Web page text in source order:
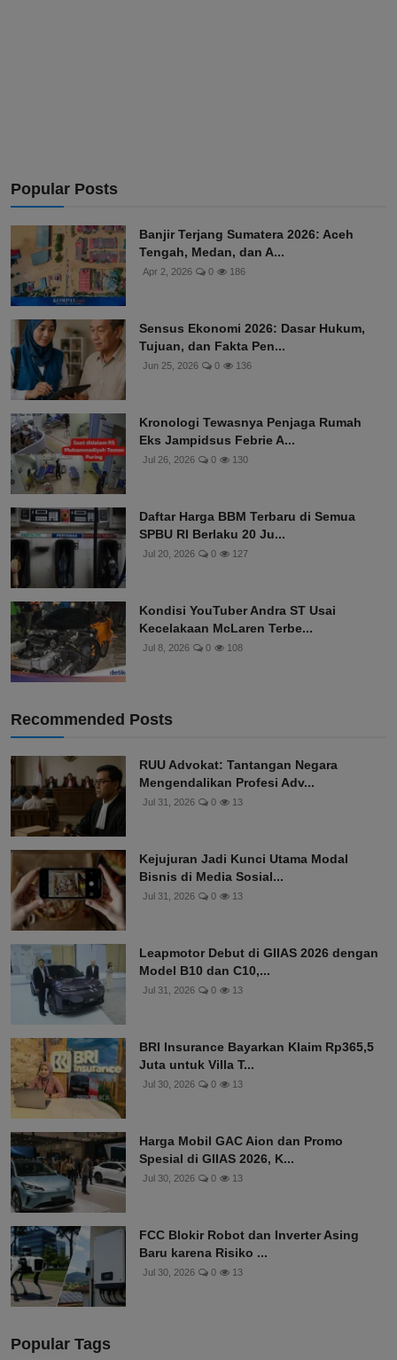
Popular Posts
Banjir Terjang Sumatera 2026: Aceh
Tengah, Medan, dan A...
Apr 2, 2026 0 186
Sensus Ekonomi 2026: Dasar Hukum,
Tujuan, dan Fakta Pen...
Jun 25, 2026 0 136
Kronologi Tewasnya Penjaga Rumah
Eks Jampidsus Febrie A...
Jul 26, 2026 0 130
Daftar Harga BBM Terbaru di Semua
SPBU RI Berlaku 20 Ju...
Jul 20, 2026 0 127
Kondisi YouTuber Andra ST Usai
Kecelakaan McLaren Terbe...
Jul 8, 2026 0 108
Recommended Posts
RUU Advokat: Tantangan Negara
Mengendalikan Profesi Adv...
Jul 31, 2026 0 13
Kejujuran Jadi Kunci Utama Modal
Bisnis di Media Sosial...
Jul 31, 2026 0 13
Leapmotor Debut di GIIAS 2026 dengan
Model B10 dan C10,...
Jul 31, 2026 0 13
BRI Insurance Bayarkan Klaim Rp365,5
Juta untuk Villa T...
Jul 30, 2026 0 13
Harga Mobil GAC Aion dan Promo
Spesial di GIIAS 2026, K...
Jul 30, 2026 0 13
FCC Blokir Robot dan Inverter Asing
Baru karena Risiko ...
Jul 30, 2026 0 13
Popular Tags